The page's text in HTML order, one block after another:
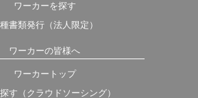
ワーカーを探す
書類発行（法人限定）
ワーカーの皆様へ
ワーカートップ
す（クラウドソーシング）